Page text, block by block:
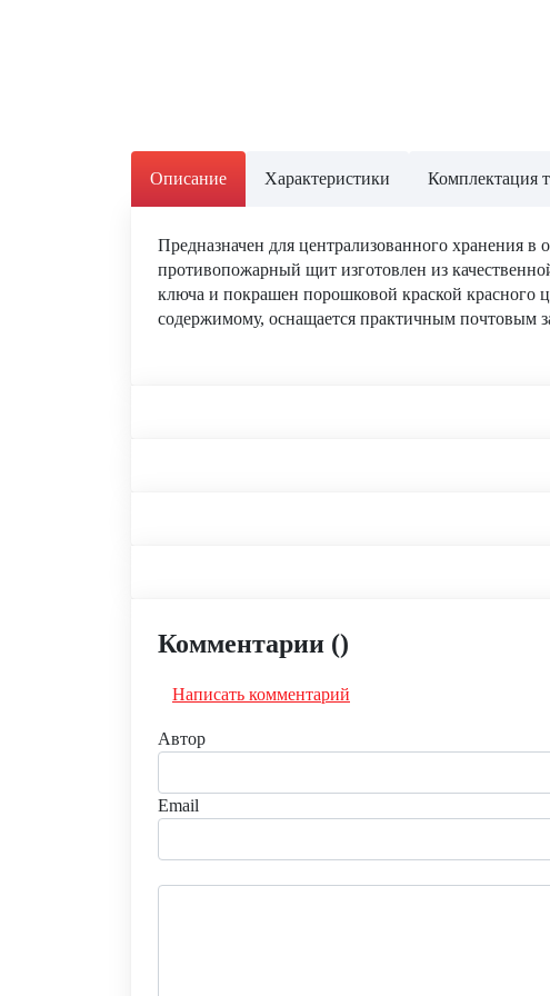
Описание Характеристики Комплектация
Предназначен для централизованного хранения
противопожарный щит изготовлен из
ключа и покрашен порошковой краской красного
содержимому, оснащается практичным почтовым
Комментарии ()
Написать комментарий
Автор
Email